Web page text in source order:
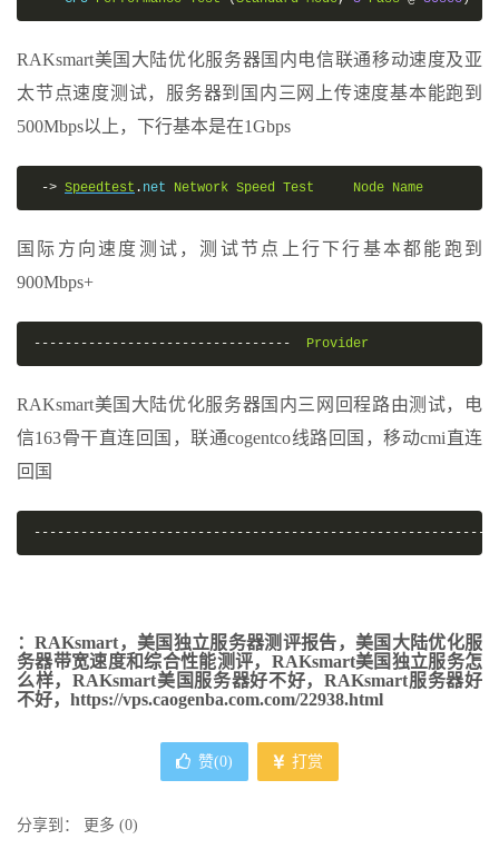
RAKsmart美国大陆优化服务器国内电信联通移动速度及亚
太节点速度测试，服务器到国内三网上传速度基本能跑到
500Mbps以上，下行基本是在1Gbps
-> Speedtest . net Network Speed Test Node Name
国际方向速度测试，测试节点上行下行基本都能跑到
900Mbps+
--------------------------------- Provider
RAKsmart美国大陆优化服务器国内三网回程路由测试，电
信163骨干直连回国，联通cogentco线路回国，移动cmi直连
回国
：RAKsmart，美国独立服务器测评报告，美国大陆优化服
务器带宽速度和综合性能测评，RAKsmart美国独立服务怎
么样，RAKsmart美国服务器好不好，RAKsmart服务器好
不好，https://vps.caogenba.com.com/22938.html
赞(0) 打赏
分享到： 更多 (0)